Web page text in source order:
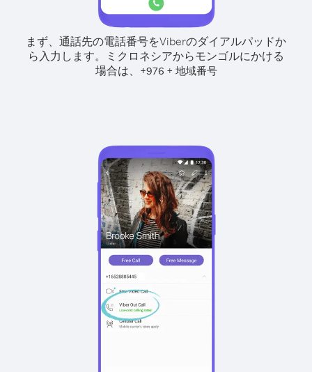
まず、通話先の電話番号をViberのダイアルパッドか
ら入力します。
ミクロネシアからモンゴルにかける
場合は、
+976 + 地域番号